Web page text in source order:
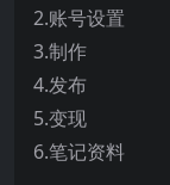
2.账号设置
3.制作
4.发布
5.变现
6.笔记资料